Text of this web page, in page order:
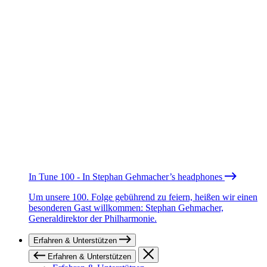
In Tune 100 - In Stephan Gehmacher’s headphones
Um unsere 100. Folge gebührend zu feiern, heißen wir einen
besonderen Gast willkommen: Stephan Gehmacher,
Generaldirektor der Philharmonie.
Erfahren & Unterstützen
Erfahren & Unterstützen